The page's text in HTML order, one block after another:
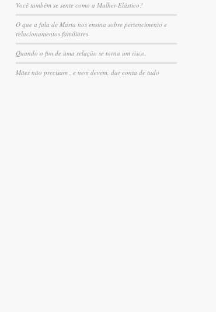
Você também se sente como a Mulher-Elástico?
O que a fala de Marta nos ensina sobre pertencimento e
relacionamentos familiares
Quando o fim de uma relação se torna um risco.
Mães não precisam , e nem devem, dar conta de tudo